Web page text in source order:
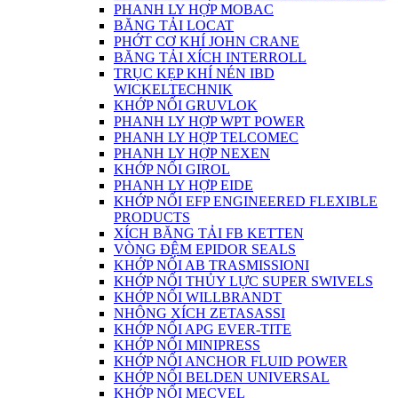
PHANH LY HỢP MOBAC
BĂNG TẢI LOCAT
PHỚT CƠ KHÍ JOHN CRANE
BĂNG TẢI XÍCH INTERROLL
TRỤC KẸP KHÍ NÉN IBD
WICKELTECHNIK
KHỚP NỐI GRUVLOK
PHANH LY HỢP WPT POWER
PHANH LY HỢP TELCOMEC
PHANH LY HỢP NEXEN
KHỚP NỐI GIROL
PHANH LY HỢP EIDE
KHỚP NỐI EFP ENGINEERED FLEXIBLE
PRODUCTS
XÍCH BĂNG TẢI FB KETTEN
VÒNG ĐỆM EPIDOR SEALS
KHỚP NỐI AB TRASMISSIONI
KHỚP NỐI THỦY LỰC SUPER SWIVELS
KHỚP NỐI WILLBRANDT
NHÔNG XÍCH ZETASASSI
KHỚP NỐI APG EVER-TITE
KHỚP NỐI MINIPRESS
KHỚP NỐI ANCHOR FLUID POWER
KHỚP NỐI BELDEN UNIVERSAL
KHỚP NỐI MECVEL